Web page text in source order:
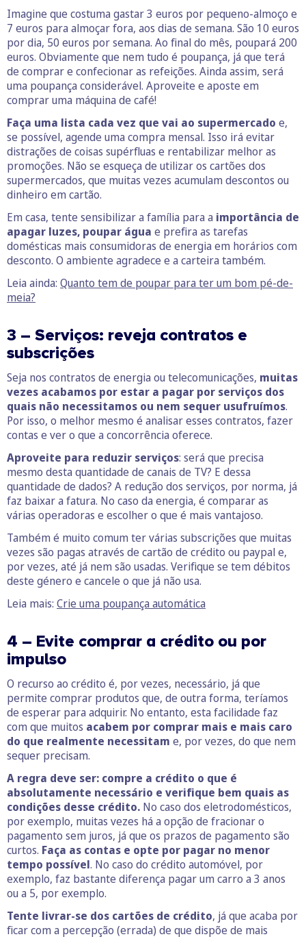
Imagine que costuma gastar 3 euros por pequeno-almoço e
7 euros para almoçar fora, aos dias de semana. São 10 euros
por dia, 50 euros por semana. Ao final do mês, poupará 200
euros. Obviamente que nem tudo é poupança, já que terá
de comprar e confecionar as refeições. Ainda assim, será
uma poupança considerável. Aproveite e aposte em
comprar uma máquina de café!
Faça uma lista cada vez que vai ao supermercado e,
se possível, agende uma compra mensal. Isso irá evitar
distrações de coisas supérfluas e rentabilizar melhor as
promoções. Não se esqueça de utilizar os cartões dos
supermercados, que muitas vezes acumulam descontos ou
dinheiro em cartão.
Em casa, tente sensibilizar a família para a importância de
apagar luzes, poupar água e prefira as tarefas
domésticas mais consumidoras de energia em horários com
desconto. O ambiente agradece e a carteira também.
Leia ainda: Quanto tem de poupar para ter um bom pé-de-
meia?
3 – Serviços: reveja contratos e
subscrições
Seja nos contratos de energia ou telecomunicações, muitas
vezes acabamos por estar a pagar por serviços dos
quais não necessitamos ou nem sequer usufruímos.
Por isso, o melhor mesmo é analisar esses contratos, fazer
contas e ver o que a concorrência oferece.
Aproveite para reduzir serviços: será que precisa
mesmo desta quantidade de canais de TV? E dessa
quantidade de dados? A redução dos serviços, por norma, já
faz baixar a fatura. No caso da energia, é comparar as
várias operadoras e escolher o que é mais vantajoso.
Também é muito comum ter várias subscrições que muitas
vezes são pagas através de cartão de crédito ou paypal e,
por vezes, até já nem são usadas. Verifique se tem débitos
deste género e cancele o que já não usa.
Leia mais: Crie uma poupança automática
4 – Evite comprar a crédito ou por
impulso
O recurso ao crédito é, por vezes, necessário, já que
permite comprar produtos que, de outra forma, teríamos
de esperar para adquirir. No entanto, esta facilidade faz
com que muitos acabem por comprar mais e mais caro
do que realmente necessitam e, por vezes, do que nem
sequer precisam.
A regra deve ser: compre a crédito o que é
absolutamente necessário e verifique bem quais as
condições desse crédito. No caso dos eletrodomésticos,
por exemplo, muitas vezes há a opção de fracionar o
pagamento sem juros, já que os prazos de pagamento são
curtos. Faça as contas e opte por pagar no menor
tempo possível. No caso do crédito automóvel, por
exemplo, faz bastante diferença pagar um carro a 3 anos
ou a 5, por exemplo.
Tente livrar-se dos cartões de crédito, já que acaba por
ficar com a percepção (errada) de que dispõe de mais